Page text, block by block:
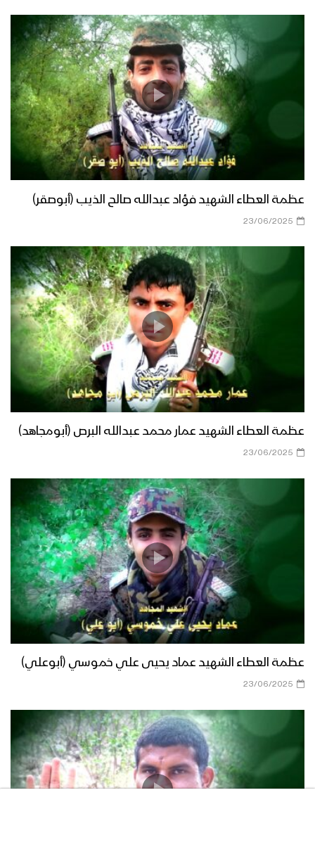
عظمة العطاء الشهيد فؤاد عبدالله صالح الذيب (أبوصقر)
23/06/2025
عظمة العطاء الشهيد عمار محمد عبدالله البرص (أبومجاهد)
23/06/2025
عظمة العطاء الشهيد عماد يحيى علي خموسي (أبوعلي)
23/06/2025